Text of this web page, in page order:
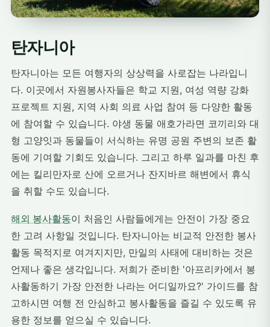
탄자니아
탄자니아는 모든 여행자의 상상력을 사로잡는 나라입니
다. 이곳에서 자원봉사자들은 학교 지원, 여성 역량 강화
프로젝트 지원, 지역 사회 의료 사업 참여 등 다양한 활동
에 참여할 수 있습니다. 야생 동물 애호가라면 코끼리와 대
형 고양잇과 동물들이 서식하는 유명 공원 주변의 보존 활
동에 기여할 기회도 있습니다. 그리고 하루 일과를 마친 후
에는 킬리만자로 산에 오르거나 잔지바르 해변에서 휴식
을 취할 수도 있습니다.
해외 봉사활동이 처음인 사람들에게는 안전이 가장 중요
한 고려 사항일 것입니다. 탄자니아는 비교적 안전한 봉사
활동 목적지로 여겨지지만, 만일의 사태에 대비하는 것은
언제나 좋은 생각입니다. 저희가 준비한 '아프리카에서 봉
사활동하기 가장 안전한 나라는 어디일까요?' 가이드를 참
고하시면 여행 전 안심하고 봉사활동을 즐길 수 있도록 유
용한 정보를 얻으실 수 있습니다.